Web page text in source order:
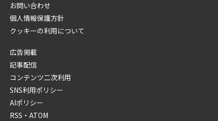
お問い合わせ
個人情報保護方針
クッキーの利用について
広告掲載
記事配信
コンテンツ二次利用
SNS利用ポリシー
AIポリシー
RSS・ATOM